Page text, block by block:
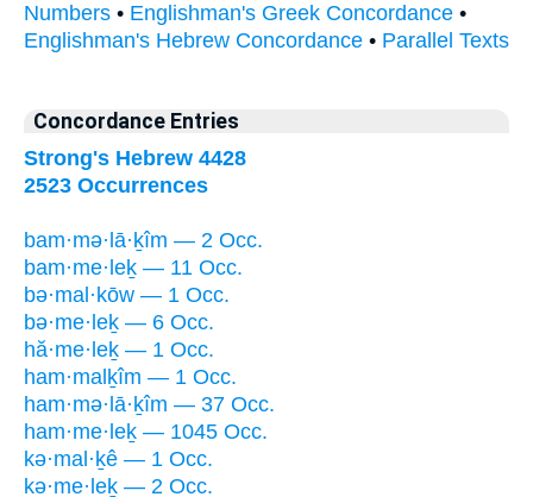
Numbers • Englishman's Greek Concordance •
Englishman's Hebrew Concordance • Parallel Texts
Concordance Entries
Strong's Hebrew 4428
2523 Occurrences
bam·mə·lā·ḵîm — 2 Occ.
bam·me·leḵ — 11 Occ.
bə·mal·kōw — 1 Occ.
bə·me·leḵ — 6 Occ.
hă·me·leḵ — 1 Occ.
ham·malḵîm — 1 Occ.
ham·mə·lā·ḵîm — 37 Occ.
ham·me·leḵ — 1045 Occ.
kə·mal·ḵê — 1 Occ.
kə·me·leḵ — 2 Occ.